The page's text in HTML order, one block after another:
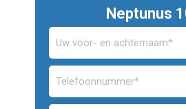
Neptunus